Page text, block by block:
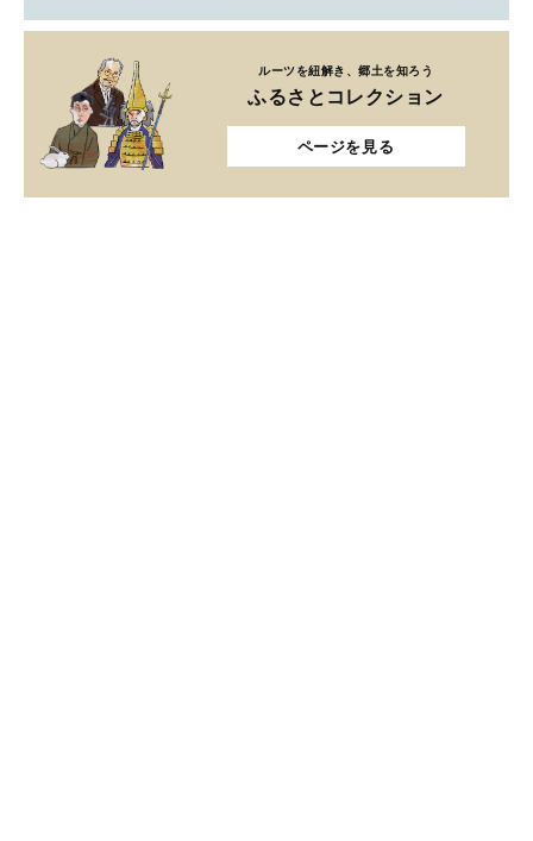
ルーツを紐解き、郷土を知ろう
ふるさとコレクション
ページを見る